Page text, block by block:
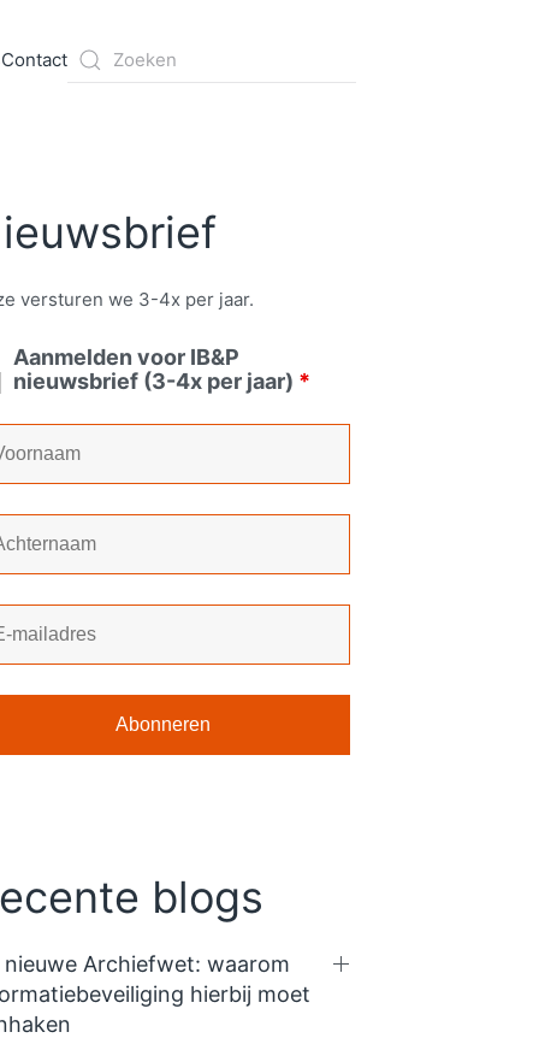
Contact
versturen we 3-4x per jaar.
Aanmelden voor IB&P
nieuwsbrief (3-4x per jaar) *
blogs
nieuwe Archiefwet: waarom
hierbij moet